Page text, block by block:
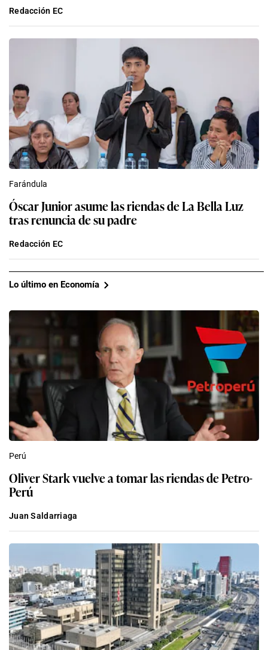
Redacción EC
Farándula
Óscar Junior asume las riendas de La Bella Luz
tras renuncia de su padre
Redacción EC
Lo último en Economía
Perú
Oliver Stark vuelve a tomar las riendas de Petro-
Perú
Juan Saldarriaga